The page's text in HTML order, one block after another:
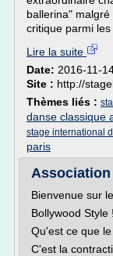
ballerina"
critique parmi les
Lire la suite
Date: 2016-11-
Site : http://
Thèmes liés :
danse classique
stage international
paris
Bienvenue sur
Bollywood
Qu'est ce que
C'est la